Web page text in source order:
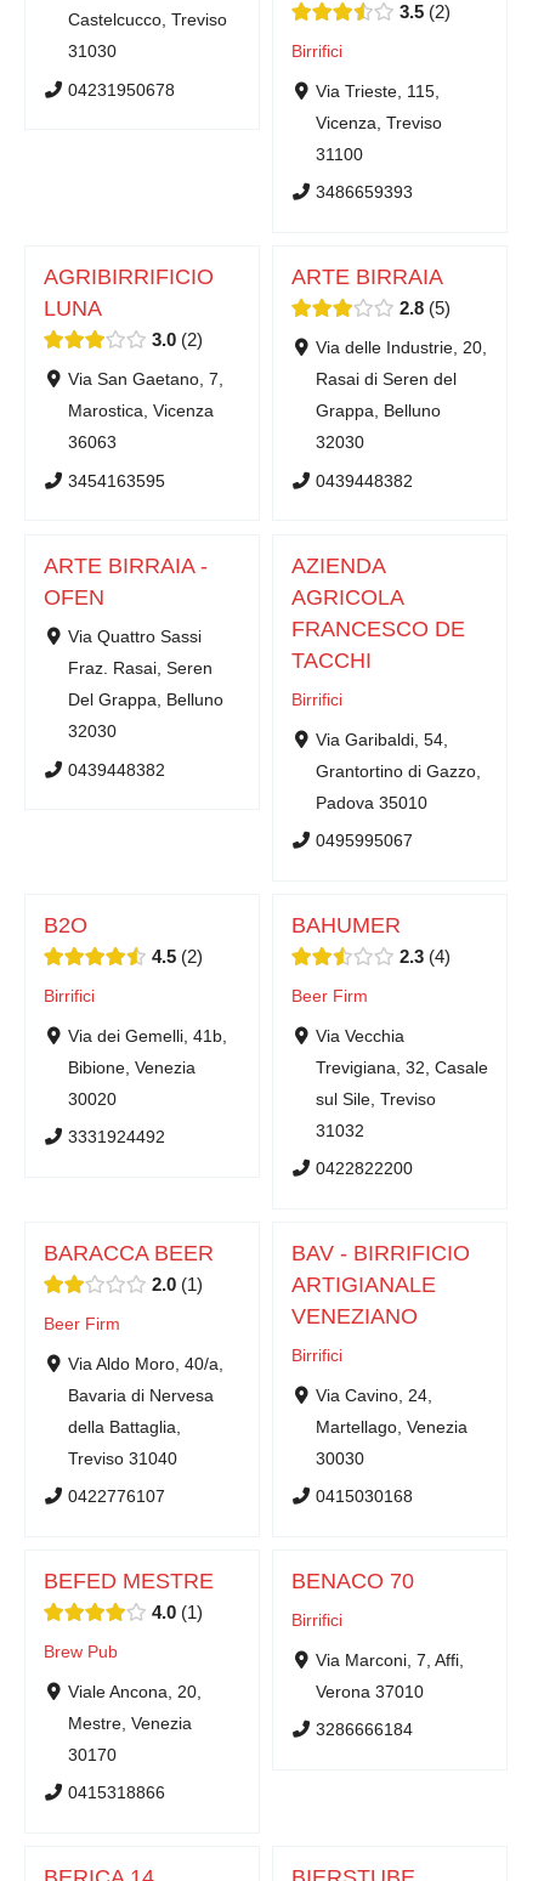
Castelcucco, Treviso
31030
04231950678
3.5 2
Birrifici
Via Trieste, 115,
Vicenza, Treviso
31100
3486659393
AGRIBIRRIFICIO
LUNA
3.0 2
Via San Gaetano, 7,
Marostica, Vicenza
36063
3454163595
ARTE BIRRAIA
2.8 5
Via delle Industrie, 20,
Rasai di Seren del
Grappa, Belluno
32030
0439448382
ARTE BIRRAIA -
OFEN
Via Quattro Sassi
Fraz. Rasai, Seren
Del Grappa, Belluno
32030
0439448382
AZIENDA
AGRICOLA
FRANCESCO DE
TACCHI
Birrifici
Via Garibaldi, 54,
Grantortino di Gazzo,
Padova 35010
0495995067
B2O
4.5 2
Birrifici
Via dei Gemelli, 41b,
Bibione, Venezia
30020
3331924492
BAHUMER
2.3 4
Beer Firm
Via Vecchia
Trevigiana, 32, Casale
sul Sile, Treviso
31032
0422822200
BARACCA BEER
2.0 1
Beer Firm
Via Aldo Moro, 40/a,
Bavaria di Nervesa
della Battaglia,
Treviso 31040
0422776107
BAV - BIRRIFICIO
ARTIGIANALE
VENEZIANO
Birrifici
Via Cavino, 24,
Martellago, Venezia
30030
0415030168
BEFED MESTRE
4.0 1
Brew Pub
Viale Ancona, 20,
Mestre, Venezia
30170
0415318866
BENACO 70
Birrifici
Via Marconi, 7, Affi,
Verona 37010
3286666184